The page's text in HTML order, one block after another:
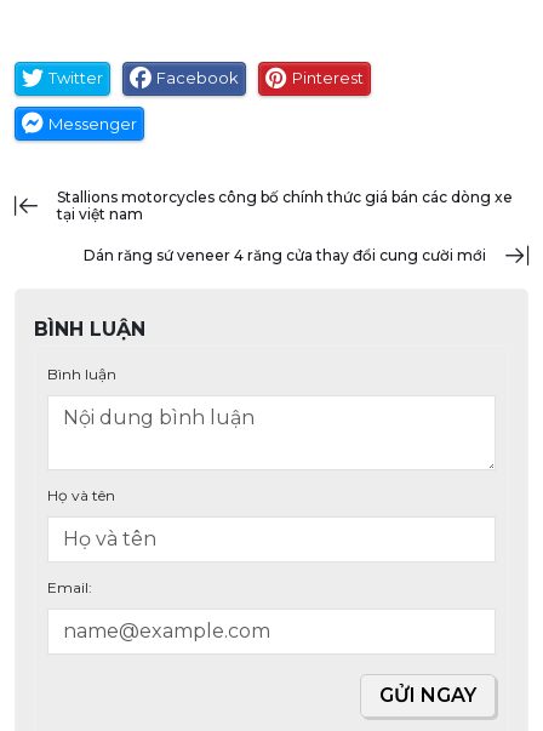
Twitter Facebook Pinterest
Messenger
stallions motorcycles công bố chính thức giá bán các dòng xe
tại việt nam
dán răng sứ veneer 4 răng cửa thay đổi cung cười mới
BÌNH LUẬN
Bình luận
Họ và tên
Email:
GỬI NGAY